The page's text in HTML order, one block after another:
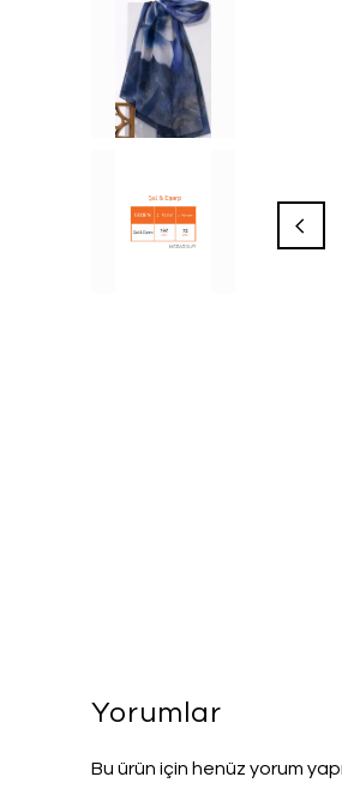
Yorumlar
Bu ürün için henüz yorum